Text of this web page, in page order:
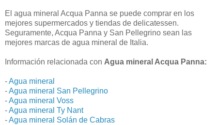
El agua mineral Acqua Panna se puede comprar en los
mejores supermercados y tiendas de delicatessen.
Seguramente, Acqua Panna y San Pellegrino sean las
mejores marcas de agua mineral de Italia.
Información relacionada con Agua mineral Acqua Panna:
-Agua mineral
-Agua mineral San Pellegrino
-Agua mineral Voss
-Agua mineral Ty Nant
-Agua mineral Solán de Cabras